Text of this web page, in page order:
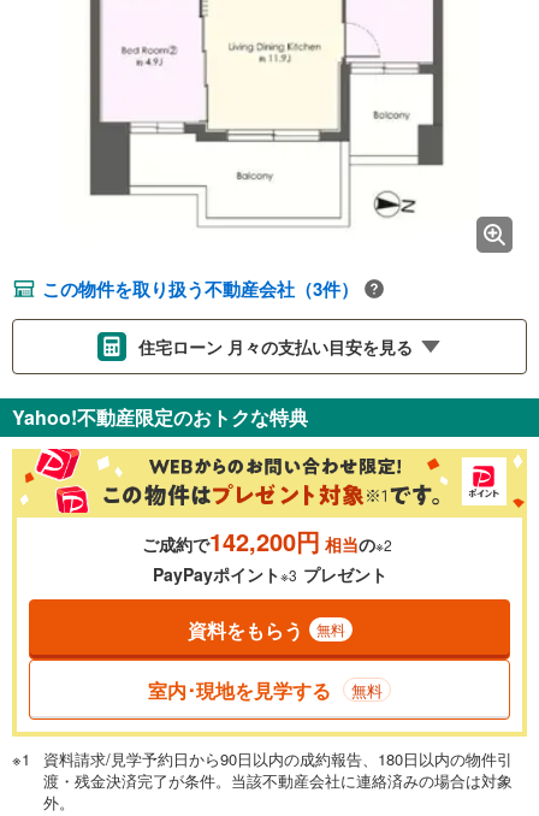
この物件を取り扱う不動産会社（3件）
住宅ローン 月々の支払い目安を見る
金利 ％
0.01%
一般的には最長35年まで借り入れ可能です。多くの金融機関
が完済時の年齢は80歳までを条件としています。
閉じる
頭金 万円
Yahoo!不動産限定のおトクな特典
ご成約で142,200円 相当の※2
PayPayポイント※3 プレゼント
資料をもらう 無料
室内･現地を見学する 無料
資料請求/見学予約日から90日以内の成約報告、180日以内の物件引
渡・残金決済完了が条件。当該不動産会社に連絡済みの場合は対象
外。